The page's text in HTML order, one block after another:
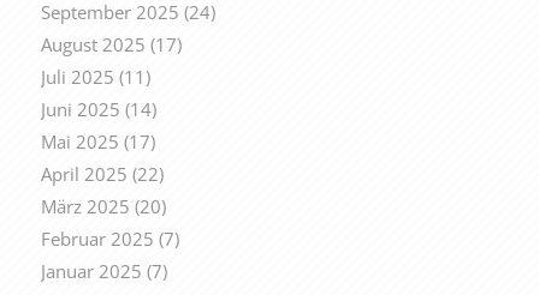
September 2025 (24)
August 2025 (17)
Juli 2025 (11)
Juni 2025 (14)
Mai 2025 (17)
April 2025 (22)
März 2025 (20)
Februar 2025 (7)
Januar 2025 (7)